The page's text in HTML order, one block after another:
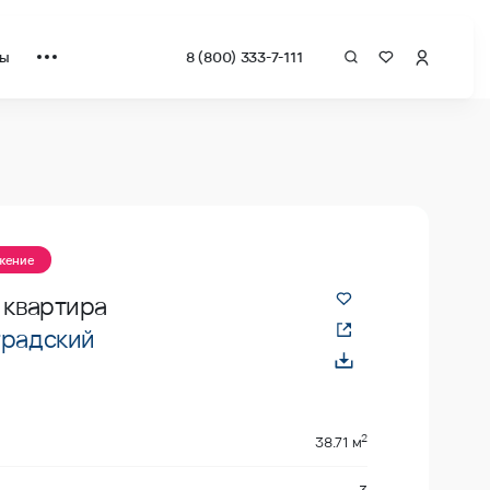
8 (800) 333-7-111
38.71 м2